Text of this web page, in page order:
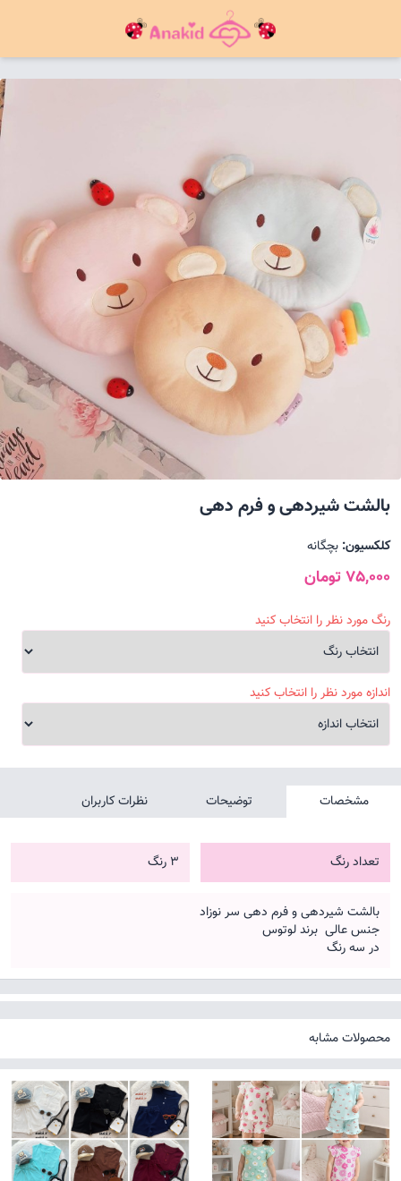
بالشت شیردهی و فرم دهی
کلکسیون: بچگانه
75,000 تومان
رنگ مورد نظر را انتخاب کنید
اندازه مورد نظر را انتخاب کنید
مشخصات توضیحات نظرات کاربران
تعداد رنگ 3 رنگ
بالشت شیردهی و فرم دهی سر نوزاد
جنس عالی برند لوتوس
در سه رنگ
محصولات مشابه